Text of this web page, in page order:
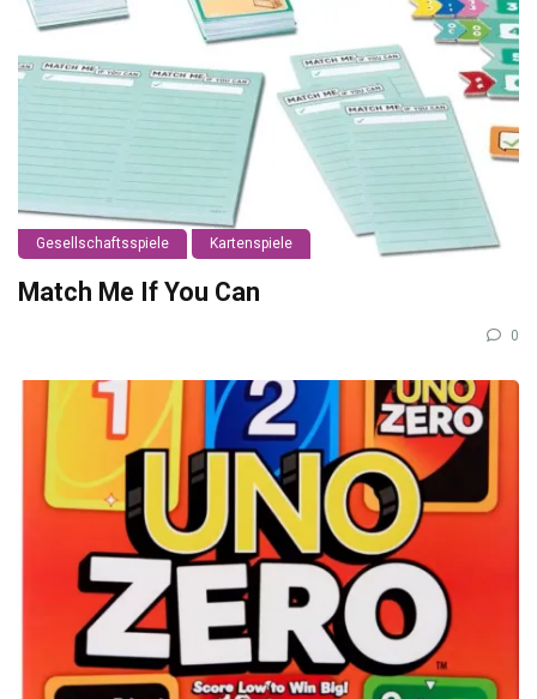
Gesellschaftsspiele Kartenspiele
Match Me If You Can
0